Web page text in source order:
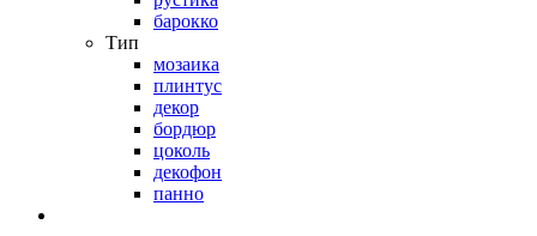
барокко
Тип
мозаика
плинтус
декор
бордюр
цоколь
декофон
панно